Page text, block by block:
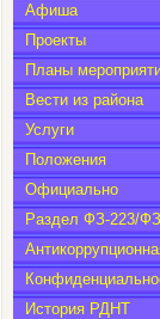
Афиша
Проекты
Планы
Вести из района
Услуги
Положения
Официально
Раздел ФЗ-223/
История РДНТ